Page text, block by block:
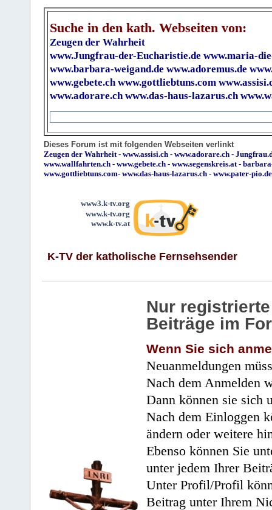
Suche in den kath. Webseiten von:
Zeugen der Wahrheit
www.Jungfrau-der-Eucharistie.de www.maria-
www.barbara-weigand.de www.adoremus.de
www.gebete.ch www.gottliebtuns.com
www.adorare.ch www.das-haus-lazarus.ch
Dieses Forum ist mit folgenden Webseiten verlinkt
Zeugen der Wahrheit- www.assisi.ch - www.adorare.ch -
www.wallfahrten.ch - www.gebete.ch - www.segenskreis.at-
www.gottliebtuns.com- www.das-haus-lazarus.ch - www.pater-pio.de
www3.k-tv.org
www.k-tv.org
www.k-tv.at
K-TV der katholische Fernsehsender
Nur
Beiträge im
Wenn Sie sich
Neuanmeldungen
Nach dem Anmelden
Dann können sie sich
Nach dem Einloggen
ändern oder weitere
Ebenso können Sie
unter jedem Ihrer
Unter Profil/Profil
Beitrag unter Ihrem